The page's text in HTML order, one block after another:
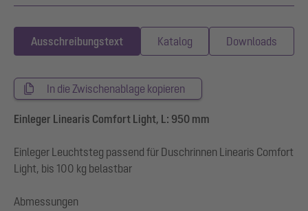
Ausschreibungstext Katalog Downloads
In die Zwischenablage kopieren
Einleger Linearis Comfort Light, L: 950 mm
Einleger Leuchtsteg passend für Duschrinnen Linearis Comfort
Light, bis 100 kg belastbar
Abmessungen